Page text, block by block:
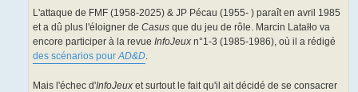
L'attaque de FMF (1958-2025) & JP Pécau (1955- ) paraît en avril 1985
et a dû plus l'éloigner de Casus que du jeu de rôle. Marcin Latałło va
encore participer à la revue InfoJeux n°1-3 (1985-1986), où il a rédigé
des scénarios pourAD&D.
Mais l'échec d'InfoJeux et surtout le fait qu'il ait décidé de se consacrer